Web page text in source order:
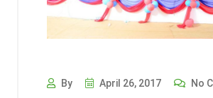
By April 26, 2017 No